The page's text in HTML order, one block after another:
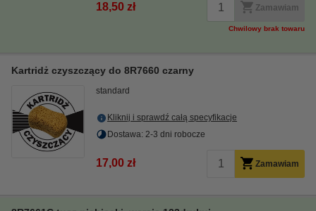
18,50 zł Zamawiam
Chwilowy brak towaru
Kartridż czyszczący do 8R7660 czarny
standard
Kliknij i sprawdź całą specyfikacje
Dostawa: 2-3 dni robocze
17,00 zł Zamawiam